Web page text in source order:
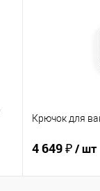
Крючок для
4 649 ₽/ шт